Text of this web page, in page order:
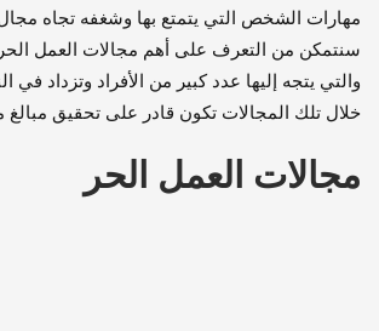
مهارات الشخص التي يتمتع بها وشغفه تجاه مجال
سنتمكن من التعرف على أهم مجالات العمل
والتي يتجه إليها عدد كبير من الأفراد وتزداد في
خلال تلك المجالات تكون قادر على تحقيق مبالغ
مجالات العمل الحر